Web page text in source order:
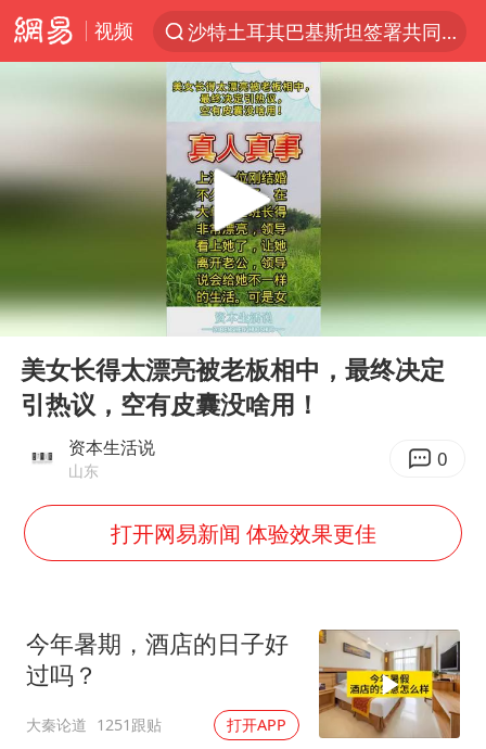
视频
沙特土耳其巴基斯坦签署共同防务协议
中国女篮70-67险胜尼日利亚女篮
台风白海豚或吞并鲸鱼 登陆地点更新
胜宏科技：股票交易异常波动
出口禁令驱动有色板块大涨
秋天的第一杯奶茶到底有多火
国乒男单横滨冠军赛全军覆没
“新疆阿勒泰八月能滑雪”不实
日本试射“战斧”导弹，国防部回应
胡彦斌韩磊 谁帮谁
Play
00:00 00:10
美女长得太漂亮被老板相中，最终决定
引热议，空有皮囊没啥用！
资本生活说
山东 0
打开网易新闻 体验效果更佳
今年暑期，酒店的日子好
过吗？
大秦论道 1251跟贴 打开APP